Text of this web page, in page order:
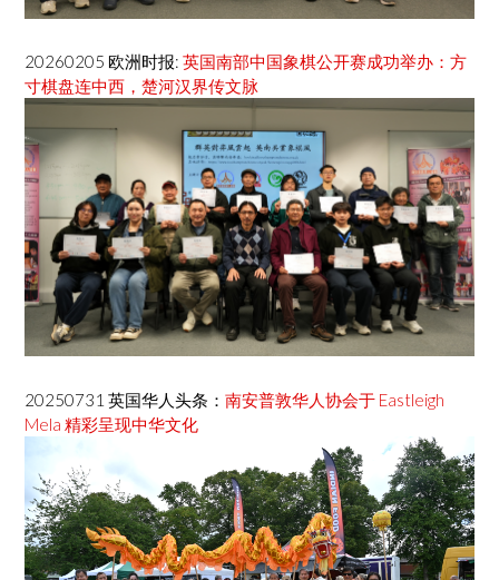
20260205 欧洲时报: 英国南部中国象棋公开赛成功举办：方
寸棋盘连中西，楚河汉界传文脉
20250731 英国华人头条： 南安普敦华人协会于 Eastleigh
Mela 精彩呈现中华文化